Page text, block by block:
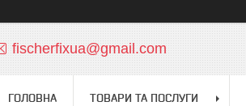
fischerfixua@gmail.com
ГОЛОВНА ТОВАРИ ТА ПОСЛУГИ